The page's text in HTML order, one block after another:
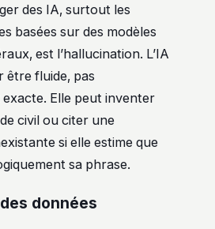
des IA, surtout les
basées sur des modèles
est l’hallucination. L’IA
être fluide, pas
Elle peut inventer
civil ou citer une
si elle estime que
sa phrase.
données